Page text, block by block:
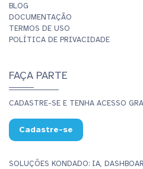
BLOG
DOCUMENTAÇÃO
TERMOS DE USO
POLÍTICA DE PRIVACIDADE
FAÇA PARTE
CADASTRE-SE E TENHA ACESSO
Cadastre-se
SOLUÇÕES KONDADO: IA,